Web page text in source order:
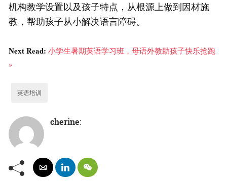
机构教学设置以及孩子特点，从根源上做到因材施
教，帮助孩子从小解决语言障碍。
Next Read: 小学生暑期英语学习班，母语外教助孩子快乐抢跑
»
英语培训
cherine: